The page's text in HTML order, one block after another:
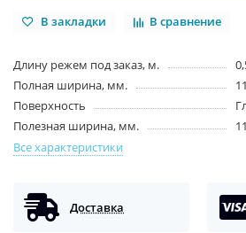
В закладки В сравнение
Длину режем под заказ, м.
Полная ширина, мм.
Поверхность
Полезная ширина, мм.
Все характеристики
Доставка